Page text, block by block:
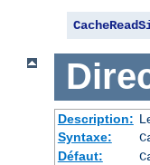
Description:
Syntaxe:
Défaut: